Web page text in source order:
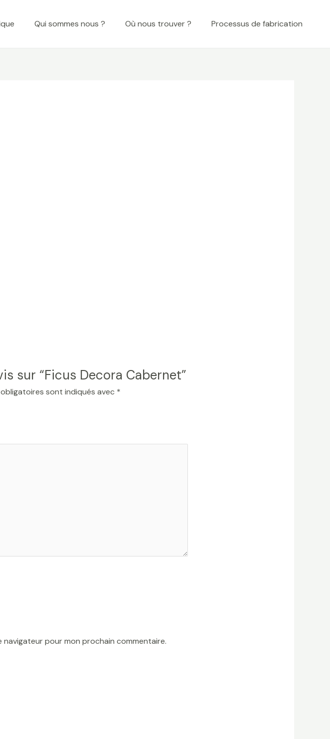
Qui sommes nous ? Où nous trouver ? Processus de fabrication
sur “Ficus Decora Cabernet”
sont indiqués avec *
pour mon prochain commentaire.